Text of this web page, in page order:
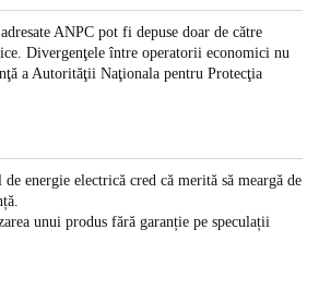
ANPC pot fi depuse doar de către
Divergenţele între operatorii economici nu
a Autorităţii Naţionala pentru Protecţia
energie electrică cred că merită să meargă de
unui produs fără garanție pe speculații